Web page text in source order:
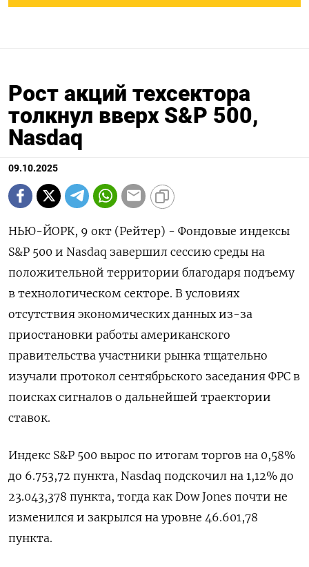
Рост акций техсектора
толкнул вверх S&P 500,
Nasdaq
09.10.2025
НЬЮ-ЙОРК, 9 окт (Рейтер) - Фондовые индексы
S&P 500 и Nasdaq завершил сессию среды на
положительной территории благодаря подъему
в технологическом секторе. В условиях
отсутствия экономических данных из-за
приостановки работы американского
правительства участники рынка тщательно
изучали протокол сентябрьского заседания ФРС в
поисках сигналов о дальнейшей траектории
ставок.
Индекс S&P 500 вырос по итогам торгов на 0,58%
до 6.753,72 пункта​, ​Nasdaq подскочил на 1,12% до
23.043,378 пункта, тогда как Dow Jones почти не
изменился и закрылся на уровне 46.601,78
пункта​.